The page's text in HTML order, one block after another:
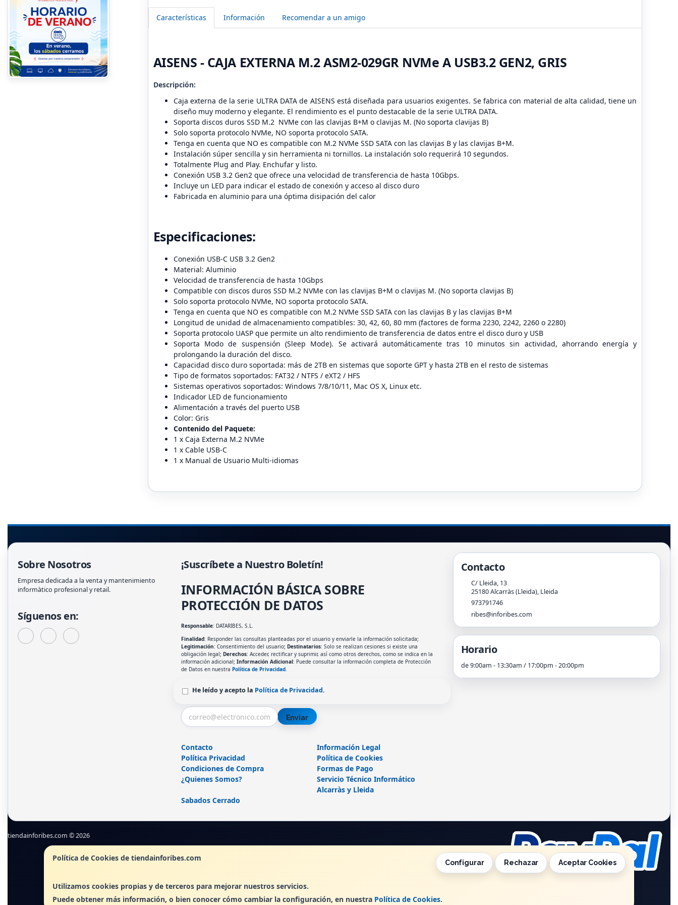
Características Información Recomendar a un amigo
AISENS - CAJA EXTERNA M.2 ASM2-029GR NVMe A USB3.2 GEN2, GRIS
Descripción:
Caja externa de la serie ULTRA DATA de AISENS está diseñada para usuarios exigentes. Se fabrica con material de alta calidad, tiene un
diseño muy moderno y elegante. El rendimiento es el punto destacable de la serie ULTRA DATA.
Soporta discos duros SSD M.2 NVMe con las clavijas B+M o clavijas M. (No soporta clavijas B)
Solo soporta protocolo NVMe, NO soporta protocolo SATA.
Tenga en cuenta que NO es compatible con M.2 NVMe SSD SATA con las clavijas B y las clavijas B+M.
Instalación súper sencilla y sin herramienta ni tornillos. La instalación solo requerirá 10 segundos.
Totalmente Plug and Play. Enchufar y listo.
Conexión USB 3.2 Gen2 que ofrece una velocidad de transferencia de hasta 10Gbps.
Incluye un LED para indicar el estado de conexión y acceso al disco duro
Fabricada en aluminio para una óptima disipación del calor
Especificaciones:
Conexión USB-C USB 3.2 Gen2
Material: Aluminio
Velocidad de transferencia de hasta 10Gbps
Compatible con discos duros SSD M.2 NVMe con las clavijas B+M o clavijas M. (No soporta clavijas B)
Solo soporta protocolo NVMe, NO soporta protocolo SATA.
Tenga en cuenta que NO es compatible con M.2 NVMe SSD SATA con las clavijas B y las clavijas B+M
Longitud de unidad de almacenamiento compatibles: 30, 42, 60, 80 mm (factores de forma 2230, 2242, 2260 o 2280)
Soporta protocolo UASP que permite un alto rendimiento de transferencia de datos entre el disco duro y USB
Soporta Modo de suspensión (Sleep Mode). Se activará automáticamente tras 10 minutos sin actividad, ahorrando energía y
prolongando la duración del disco.
Capacidad disco duro soportada: más de 2TB en sistemas que soporte GPT y hasta 2TB en el resto de sistemas
Tipo de formatos soportados: FAT32 / NTFS / eXT2 / HFS
Sistemas operativos soportados: Windows 7/8/10/11, Mac OS X, Linux etc.
Indicador LED de funcionamiento
Alimentación a través del puerto USB
Color: Gris
Contenido del Paquete:
1 x Caja Externa M.2 NVMe
1 x Cable USB-C
1 x Manual de Usuario Multi-idiomas
Política de Cookies de tiendainforibes.com Configurar Rechazar Aceptar Cookies
Utilizamos cookies propias y de terceros para mejorar nuestros servicios.
Puede obtener más información, o bien conocer cómo cambiar la configuración, en nuestra Política de Cookies.
Sobre Nosotros
Empresa dedicada a la venta y mantenimiento
informàtico profesional y retail.
Síguenos en:
¡Suscríbete a Nuestro Boletín!
INFORMACIÓN BÁSICA SOBRE
PROTECCIÓN DE DATOS
Responsable: DATARIBES, S.L.
Finalidad: Responder las consultas planteadas por el usuario y enviarle la información solicitada;
Legitimación: Consentimiento del usuario; Destinatarios: Solo se realizan cesiones si existe una
obligación legal; Derechos: Acceder, rectificar y suprimir, así como otros derechos, como se indica en la
información adicional; Información Adicional: Puede consultar la información completa de Protección
de Datos en nuestra Política de Privacidad.
He leído y acepto la Política de Privacidad.
Enviar
Contacto
Información Legal
Política Privacidad
Política de Cookies
Condiciones de Compra
Formas de Pago
¿Quienes Somos?
Servicio Técnico Informático
Alcarràs y Lleida
Sabados Cerrado
Contacto
C/ Lleida, 13
25180Alcarràs (Lleida), Lleida
973791746
ribes@inforibes.com
Horario
de 9:00am - 13:30am / 17:00pm - 20:00pm
tiendainforibes.com © 2026
, , , , España. - C.I.F.: B25362799 - Tfno: